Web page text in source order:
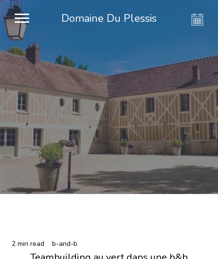
Domaine Du Plessis
2 min read b-and-b